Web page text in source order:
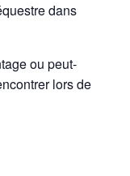
dans
ou peut-
lors de